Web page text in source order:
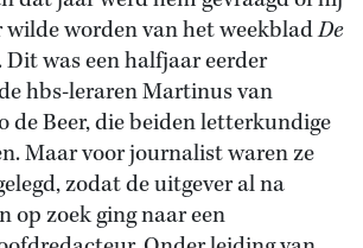
worden van het weekbladDe
Dit was een halfjaar eerder
hbs-leraren Martinus van
de Beer, die beiden letterkundige
Maar voor journalist waren ze
zodat de uitgever al na
op zoek ging naar een